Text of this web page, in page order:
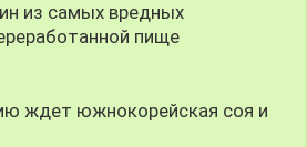
из самых вредных
пище
ждет южнокорейская соя и